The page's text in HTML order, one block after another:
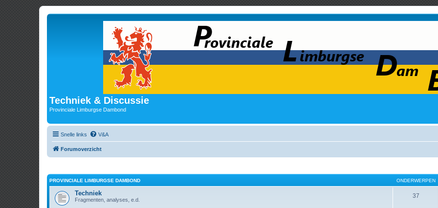
Techniek & Discussie
Provinciale Limburgse Dambond
Snelle links V&A
Forumoverzicht
PROVINCIALE LIMBURGSE DAMBOND ONDERWERPEN
Techniek
Fragmenten, analyses, e.d.
37